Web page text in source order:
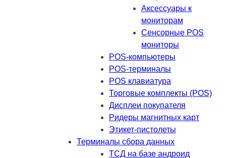
Аксессуары к
мониторам
Сенсорные POS
мониторы
POS-компьютеры
POS-терминалы
POS клавиатура
Торговые комплекты (POS)
Дисплеи покупателя
Ридеры магнитных карт
Этикет-пистолеты
Терминалы сбора данных
ТСД на базе андроид